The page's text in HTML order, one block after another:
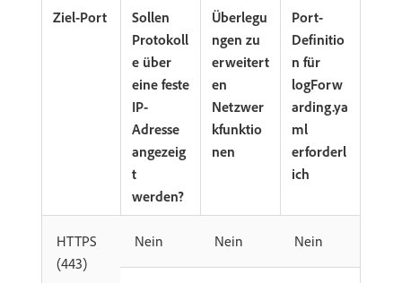
Ziel-Port
Sollen
Protokoll
e über
eine feste
IP-
Adresse
angezeig
t
werden?
Überlegu
ngen zu
erweitert
en
Netzwer
kfunktio
nen
Port-
Definitio
n für
logForw
arding.ya
ml
erforderl
ich
HTTPS
(443)
Nein Nein Nein